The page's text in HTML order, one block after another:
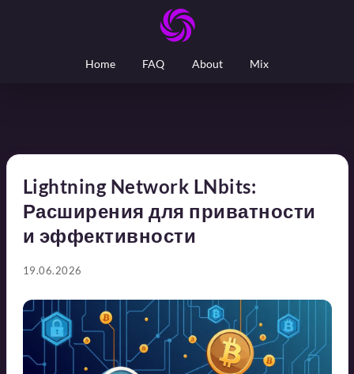
Home FAQ About Mix
Lightning Network LNbits:
Расширения для приватности
и эффективности
19.06.2026